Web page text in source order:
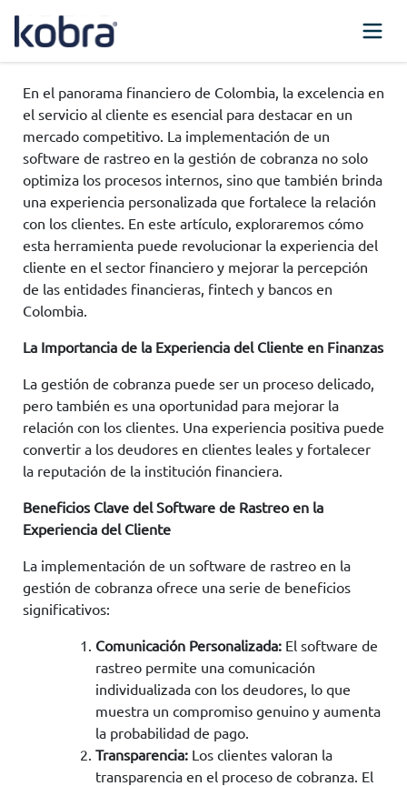
En el panorama financiero de Colombia, la excelencia en
el servicio al cliente es esencial para destacar en un
mercado competitivo. La implementación de un
software de rastreo en la gestión de cobranza no solo
optimiza los procesos internos, sino que también brinda
una experiencia personalizada que fortalece la relación
con los clientes. En este artículo, exploraremos cómo
esta herramienta puede revolucionar la experiencia del
cliente en el sector financiero y mejorar la percepción
de las entidades financieras, fintech y bancos en
Colombia.
La Importancia de la Experiencia del Cliente en Finanzas
La gestión de cobranza puede ser un proceso delicado,
pero también es una oportunidad para mejorar la
relación con los clientes. Una experiencia positiva puede
convertir a los deudores en clientes leales y fortalecer
la reputación de la institución financiera.
Beneficios Clave del Software de Rastreo en la
Experiencia del Cliente
La implementación de un software de rastreo en la
gestión de cobranza ofrece una serie de beneficios
significativos:
Comunicación Personalizada: El software de
rastreo permite una comunicación
individualizada con los deudores, lo que
muestra un compromiso genuino y aumenta
la probabilidad de pago.
Transparencia: Los clientes valoran la
transparencia en el proceso de cobranza. El